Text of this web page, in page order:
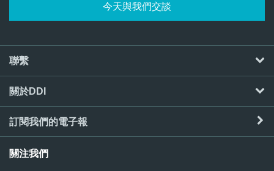
今天與我們交談
聯繫
關於DDI
訂閱我們的電子報
關注我們